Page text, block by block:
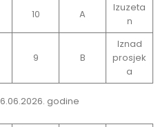
10 A
Izuzeta
n
9 B
Iznad
prosjek
a
godine